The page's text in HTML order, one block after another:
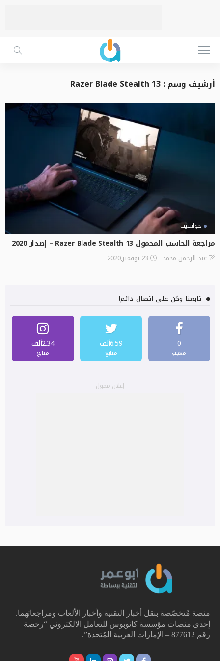
أرشيف وسم : Razer Blade Stealth 13
حواسيب
مراجعة الحاسب المحمول Razer Blade Stealth 13 – إصدار 2020
عبد الرحمن محمد 23 نوفمبر,2020
تابعنا وكن على اتصال دائم!
0
معجب
6.59ألف
متابع
2.34ألف
متابع
- إعلان ممول -
منصة مُتخصّصة بنقل أخبار التقنية وأخبار الألعاب ومراجعاتهما.
إحدى منصات مؤسسة كانوبوس للتعامل الالكتروني “رخصة
رقم 877612 – الإمارات العربية المُتحدة”.